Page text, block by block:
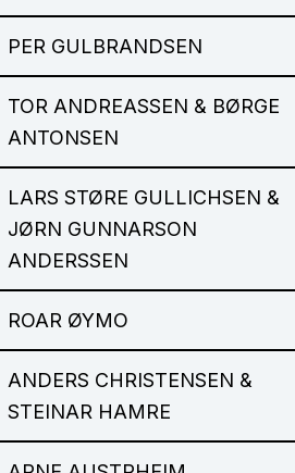
PER GULBRANDSEN
TOR ANDREASSEN & BØRGE
ANTONSEN
LARS STØRE GULLICHSEN &
JØRN GUNNARSON
ANDERSSEN
ROAR ØYMO
ANDERS CHRISTENSEN &
STEINAR HAMRE